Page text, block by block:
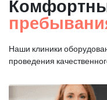
Наши клиники
проведения